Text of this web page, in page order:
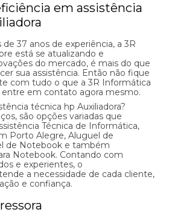
em assistência
37 anos de experiência, a 3R
está se atualizando e
do mercado, é mais do que
sua assistência. Então não fique
com tudo o que a 3R Informática
em contato agora mesmo.
técnica hp Auxiliadora?
são opções variadas que
Técnica de Informática,
Porto Alegre, Aluguel de
de Notebook e também
Notebook. Contando com
e experientes, o
a necessidade de cada cliente,
e confiança.